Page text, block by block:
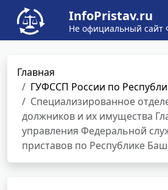
InfoPristav.ru
Не официальный сайт
Главная
ГУФССП России по
Специализированное
должников и их имущества
управления Федеральной
приставов по Республике